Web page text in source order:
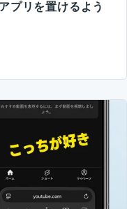
プリを置けるよう